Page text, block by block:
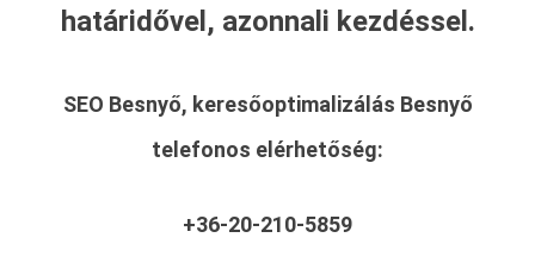
határidővel, azonnali kezdéssel.
SEO Besnyő, keresőoptimalizálás Besnyő
telefonos elérhetőség:
+36-20-210-5859